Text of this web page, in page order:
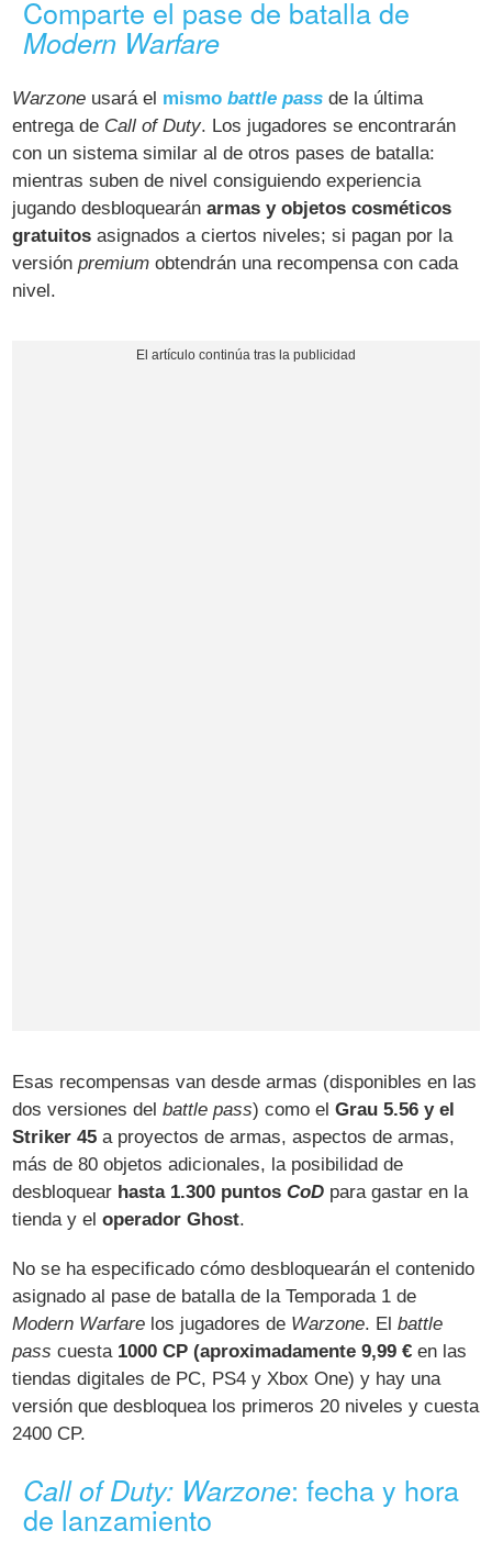
Comparte el pase de batalla de
Modern Warfare
Warzone usará el mismobattle pass de la última
entrega de Call of Duty. Los jugadores se encontrarán
con un sistema similar al de otros pases de batalla:
mientras suben de nivel consiguiendo experiencia
jugando desbloquearánarmas y objetos cosméticos
gratuitos asignados a ciertos niveles; si pagan por la
versiónpremium obtendrán una recompensa con cada
nivel.
Esas recompensas van desde armas (disponibles en las
dos versiones delbattle pass) como elGrau 5.56 y el
Striker 45 a proyectos de armas, aspectos de armas,
más de 80 objetos adicionales, la posibilidad de
desbloquear hasta 1.300 puntosCoD para gastar en la
tienda y eloperador Ghost.
No se ha especificado cómo desbloquearán el contenido
asignado al pase de batalla de la Temporada 1 de
Modern Warfare los jugadores de Warzone. Elbattle
pass cuesta 1000 CP (aproximadamente 9,99 € en las
tiendas digitales de PC, PS4 y Xbox One) y hay una
versión que desbloquea los primeros 20 niveles y cuesta
2400 CP.
Call of Duty: Warzone: fecha y hora
de lanzamiento